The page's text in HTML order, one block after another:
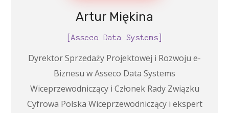
Artur Miękina
[Asseco Data Systems]
Dyrektor Sprzedaży Projektowej i Rozwoju e-
Biznesu w Asseco Data Systems
Wiceprzewodniczący i Członek Rady Związku
Cyfrowa Polska Wiceprzewodniczący i ekspert